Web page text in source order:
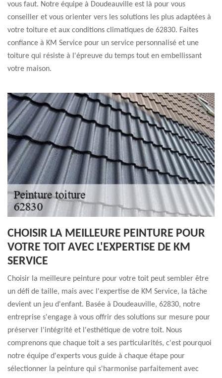
vous faut. Notre équipe à Doudeauville est là pour vous
conseiller et vous orienter vers les solutions les plus adaptées à
votre toiture et aux conditions climatiques de 62830. Faites
confiance à KM Service pour un service personnalisé et une
toiture qui résiste à l'épreuve du temps tout en embellissant
votre maison.
CHOISIR LA MEILLEURE PEINTURE POUR
VOTRE TOIT AVEC L'EXPERTISE DE KM
SERVICE
Choisir la meilleure peinture pour votre toit peut sembler être
un défi de taille, mais avec l'expertise de KM Service, la tâche
devient un jeu d'enfant. Basée à Doudeauville, 62830, notre
entreprise s'engage à vous offrir des solutions sur mesure pour
préserver l'intégrité et l'esthétique de votre toit. Nous
comprenons que chaque toit a ses particularités, c'est pourquoi
notre équipe d'experts vous guide à chaque étape pour
sélectionner la peinture qui s'harmonise parfaitement avec